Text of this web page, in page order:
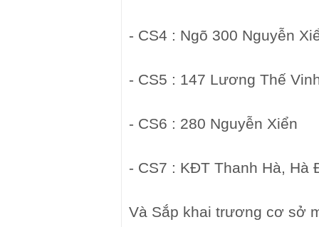
- CS4 : Ngõ 300 Nguyễn
- CS5 : 147 Lương Thế
- CS6 : 280 Nguyễn Xiển
- CS7 : KĐT Thanh Hà, Hà
Và Sắp khai trương cơ sở